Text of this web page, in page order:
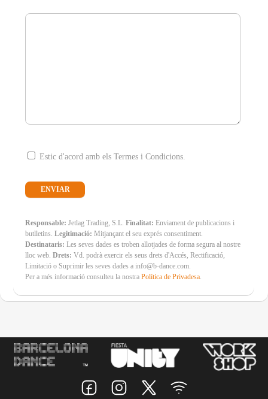
Estic d'acord amb els Termes i Condicions.
Responsable: Jetlag Trading, S.L.Finalitat: Enviament de publicacions i
butlletins.Legitimació: Mitjançant el seu exprés consentiment.
Destinataris: Les seves dades es troben allotjades de forma segura al nostre
lloc web.Drets: Vd. podrà exercir els seus drets d'Accés, Rectificació,
Limitació o Suprimir les seves dades a info@b-dance.com.
Per a més informació consulteu la nostraPolítica de Privadesa.